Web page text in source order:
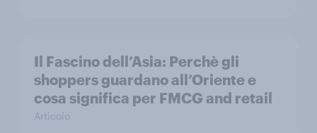
Il Fascino dell’Asia: Perchè gli
shoppers guardano all’Oriente e
cosa significa per FMCG and retail
Articolo